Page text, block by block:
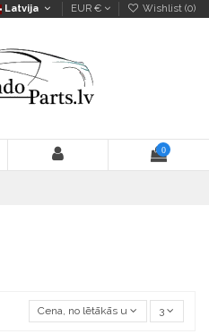
Latvija EUR € Wishlist (0)
0
Cena, no lētākās uz dārgāko
3